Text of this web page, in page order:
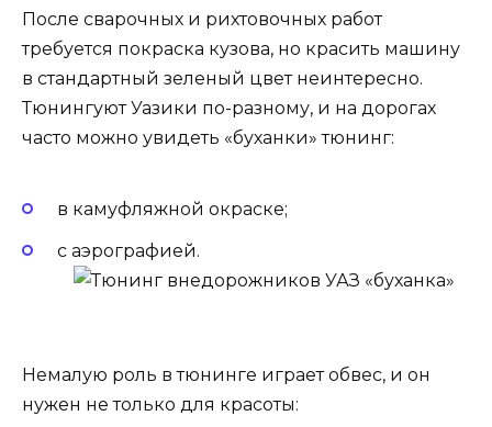
После сварочных и рихтовочных работ
требуется покраска кузова, но красить машину
в стандартный зеленый цвет неинтересно.
Тюнингуют Уазики по-разному, и на дорогах
часто можно увидеть «буханки» тюнинг:
в камуфляжной окраске;
с аэрографией.
Немалую роль в тюнинге играет обвес, и он
нужен не только для красоты: